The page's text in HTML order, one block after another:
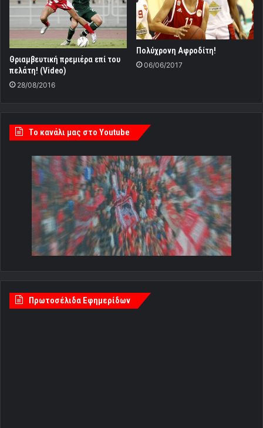
Θριαμβευτική πρεμιέρα επί του
πελάτη! (Video)
28/08/2016
Πολύχρονη Αφροδίτη!
06/06/2017
Tο κανάλι μας στο Youtube
Πρωτοσέλιδα Εφημερίδων